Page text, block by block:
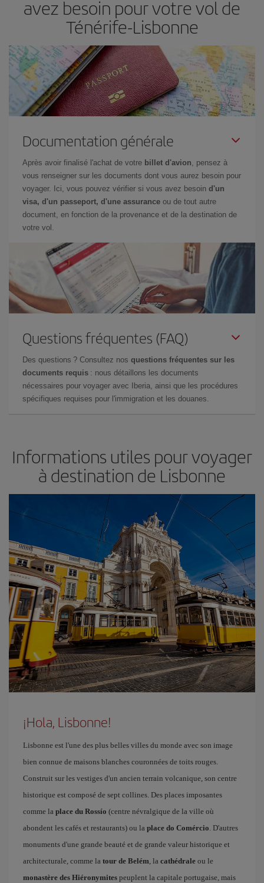
avez besoin pour votre vol de
Ténérife-Lisbonne
Documentation générale
Après avoir finalisé l'achat de votre billet d'avion, pensez à
vous renseigner sur les documents dont vous aurez besoin pour
voyager. Ici, vous pouvez vérifier si vous avez besoin d'un
visa, d'un passeport, d'une assurance ou de tout autre
document, en fonction de la provenance et de la destination de
votre vol.
Questions fréquentes (FAQ)
Des questions ? Consultez nos questions fréquentes sur les
documents requis : nous détaillons les documents
nécessaires pour voyager avec Iberia, ainsi que les procédures
spécifiques requises pour l'immigration et les douanes.
Informations utiles pour voyager
à destination de Lisbonne
¡Hola, Lisbonne!
Lisbonne est l'une des plus belles villes du monde avec son image
bien connue de maisons blanches couronnées de toits rouges.
Construit sur les vestiges d'un ancien terrain volcanique, son centre
historique est composé de sept collines. Des places imposantes
comme la place du Rossío (centre névralgique de la ville où
abondent les cafés et restaurants) ou la place do Comércio. D'autres
monuments d'une grande beauté et de grande valeur historique et
architecturale, comme la tour de Belém, la cathédrale ou le
monastère des Hiéronymites peuplent la capitale portugaise, mais